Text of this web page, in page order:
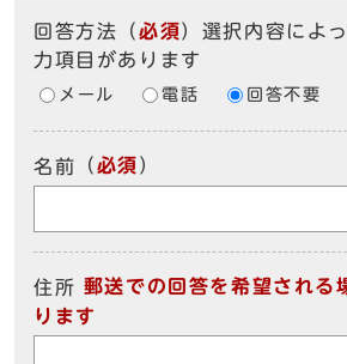
回答方法 （ 必須）選択内容によ
力項目があります
メール 電話 回答不要
名前 （ 必須 ）
住所 郵送での回答を希望される
ります